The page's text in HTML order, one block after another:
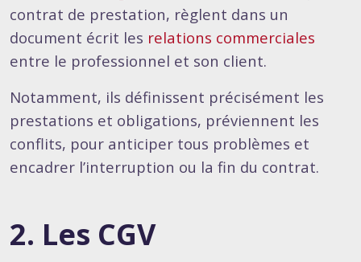
contrat de prestation, règlent dans un
document écrit les relations commerciales
entre le professionnel et son client.
Notamment, ils définissent précisément les
prestations et obligations, préviennent les
conflits, pour anticiper tous problèmes et
encadrer l’interruption ou la fin du contrat.
2. Les CGV